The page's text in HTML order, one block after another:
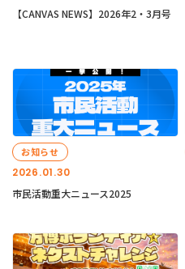
【CANVAS NEWS】2026年2・3月号
2026.01.30
お知らせ
市民活動重大ニュース2025